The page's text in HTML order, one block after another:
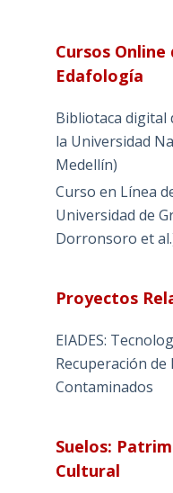
Cursos
Edafología
Bibliotaca digital
la Universidad
Medellín)
Curso en Línea
Universidad de
Dorronsoro et
Proyectos
EIADES:
Recuperación
Contaminados
Suelos:
Cultural